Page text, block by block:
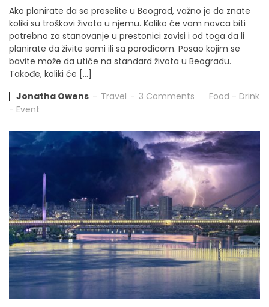
Ako planirate da se preselite u Beograd, važno je da znate
koliki su troškovi života u njemu. Koliko će vam novca biti
potrebno za stanovanje u prestonici zavisi i od toga da li
planirate da živite sami ili sa porodicom. Posao kojim se
bavite može da utiče na standard života u Beogradu.
Takođe, koliki će […]
Jonatha Owens
Travel 3 Comments Food - Drink
- Event